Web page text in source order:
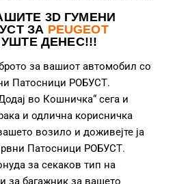
3D ГУМЕНИ
ЗА PEUGEOT
ДЕНЕС!!!
за вашиот автомобил со
Патосници РОБУСТ.
во Кошничка“ сега и
и одлична корисничка
возило и доживејте ја
Патосници РОБУСТ.
за секаков тип на
за багажник за вашето